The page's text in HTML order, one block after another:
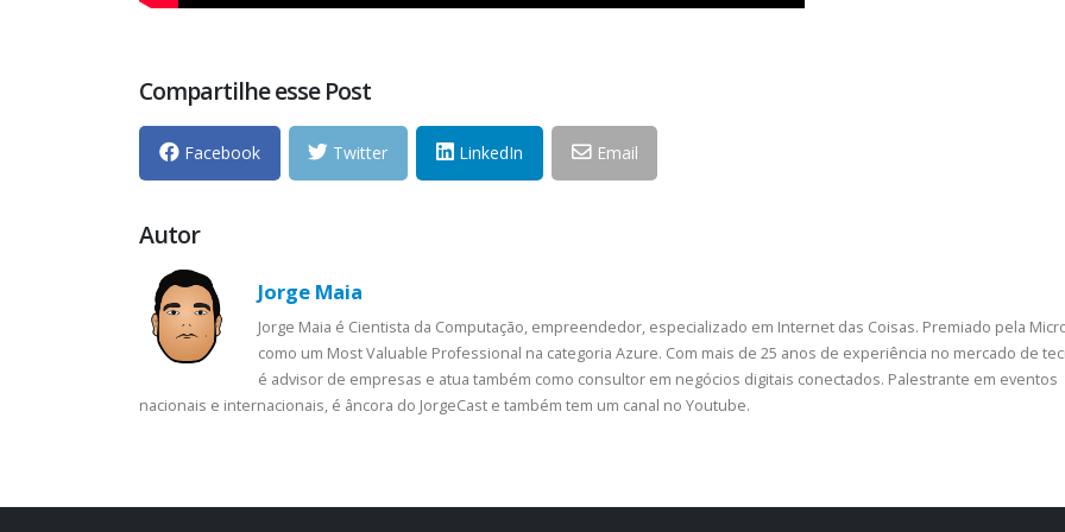
Compartilhe esse Post
Facebook Twitter LinkedIn Email
Autor
Jorge Maia
Jorge Maia é Cientista da Computação, empreendedor, especializado em Internet das Coisas. Premiado pela
como um Most Valuable Professional na categoria Azure. Com mais de 25 anos de experiência no mercado de
é advisor de empresas e atua também como consultor em negócios digitais conectados. Palestrante em eventos
nacionais e internacionais, é âncora do JorgeCast e também tem um canal no Youtube.